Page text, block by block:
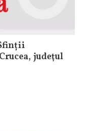
judeţul